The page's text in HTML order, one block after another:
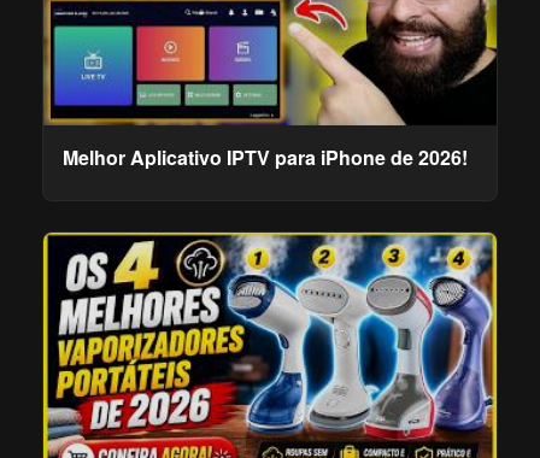
Melhor Aplicativo IPTV para iPhone de 2026!